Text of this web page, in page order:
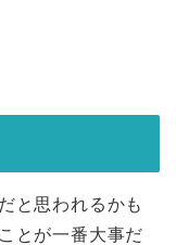
と思われるかも
とが一番大事だ